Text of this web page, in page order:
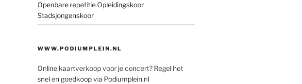
Openbare repetitie Opleidingskoor
Stadsjongenskoor
WWW.PODIUMPLEIN.NL
Online kaartverkoop voor je concert? Regel het
snel en goedkoop via Podiumplein.nl